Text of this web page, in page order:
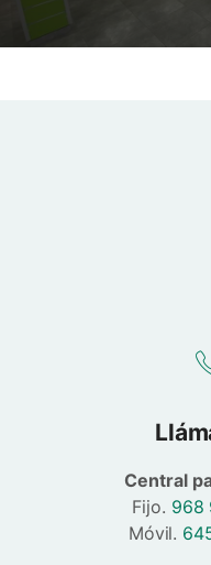
Central
Fijo. 968
Móvil.